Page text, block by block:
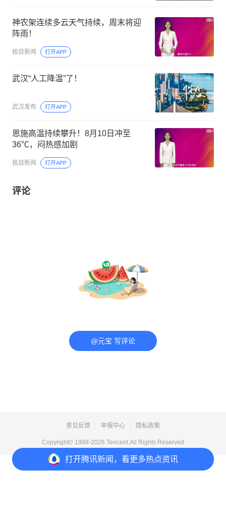
打开腾讯新闻，看更多热点资讯
神农架连续多云天气持续，周末将迎
阵雨！
极目新闻 打开APP
武汉“人工降温”了！
武汉发布 打开APP
恩施高温持续攀升！8月10日冲至
36℃，闷热感加剧
极目新闻 打开APP
评论
@元宝 写评论
意见反馈 举报中心 隐私政策
Copyright© 1998-2026 Tencent.All Rights Reserved